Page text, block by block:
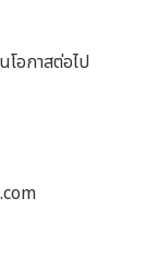
โอกาสต่อไป